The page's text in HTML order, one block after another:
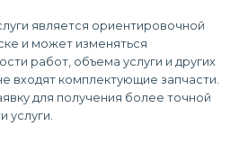
является ориентировочной
и может изменяться
работ, объема услуги и других
входят комплектующие запчасти.
для получения более точной
услуги.